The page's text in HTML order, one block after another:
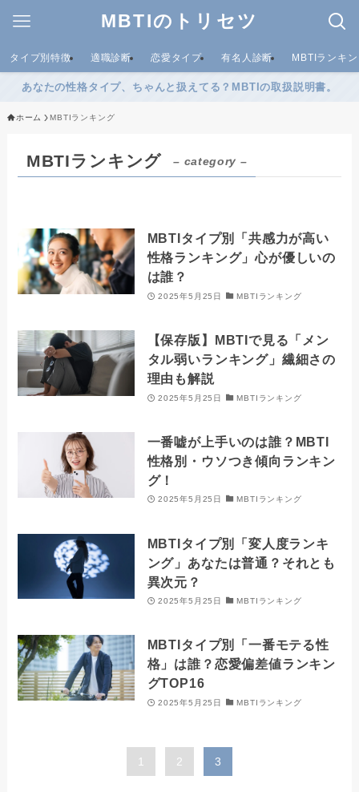
MBTIのトリセツ
タイプ別特徴 適職診断 恋愛タイプ 有名人診断 MBTIランキ
あなたの性格タイプ、ちゃんと扱えてる？MBTIの取扱説明書。
ホーム MBTIランキング
MBTIランキング – category –
MBTIタイプ別「共感力が高い
性格ランキング」心が優しいの
は誰？
2025年5月25日 MBTIランキング
【保存版】MBTIで見る「メン
タル弱いランキング」繊細さの
理由も解説
2025年5月25日 MBTIランキング
一番嘘が上手いのは誰？MBTI
性格別・ウソつき傾向ランキン
グ！
2025年5月25日 MBTIランキング
MBTIタイプ別「変人度ランキ
ング」あなたは普通？それとも
異次元？
2025年5月25日 MBTIランキング
MBTIタイプ別「一番モテる性
格」は誰？恋愛偏差値ランキン
グTOP16
2025年5月25日 MBTIランキング
1 2 3